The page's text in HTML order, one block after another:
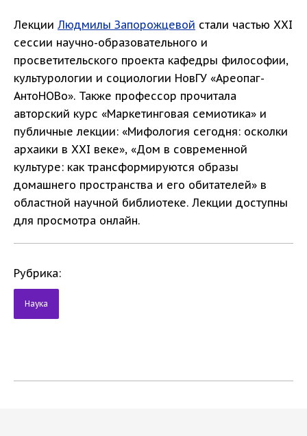
Лекции Людмилы Запорожцевой стали частью XXI
сессии научно-образовательного и
просветительского проекта кафедры философии,
культурологии и социологии НовГУ «Ареопаг-
АнтоНОВо». Также профессор прочитала
авторский курс «Маркетинговая семиотика» и
публичные лекции: «Мифология сегодня: осколки
архаики в XXI веке», «Дом в современной
культуре: как трансформируются образы
домашнего пространства и его обитателей» в
областной научной библиотеке. Лекции доступны
для просмотра онлайн.
Рубрика:
Наука